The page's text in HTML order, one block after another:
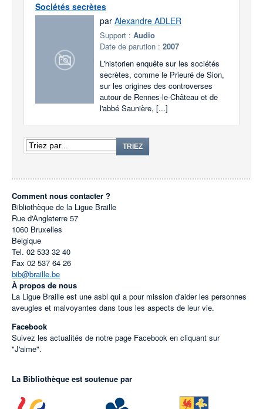
Sociétés secrètes
par Alexandre ADLER
Support : Audio
Date de parution : 2007
L'historien enquête sur les sociétés
secrètes, comme le Prieuré de Sion,
sur les origines des controverses
autour de Rennes-le-Château et de
l'abbé Saunière, [...]
TRIEZ
Comment nous contacter ?
Bibliothèque de la Ligue Braille
Rue d'Angleterre 57
1060 Bruxelles
Belgique
Tel. 02 533 32 40
Fax 02 537 64 26
bib@braille.be
À propos de nous
La Ligue Braille est une asbl qui a pour mission d'aider les personnes
aveugles et malvoyantes dans tous les aspects de leur vie.
Facebook
Suivez les actualités de notre page Facebook en cliquant sur
"J'aime".
La Bibliothèque est soutenue par